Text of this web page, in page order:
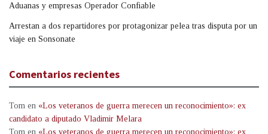
Aduanas y empresas Operador Confiable
Arrestan a dos repartidores por protagonizar pelea tras disputa por un
viaje en Sonsonate
Comentarios recientes
Tom en «Los veteranos de guerra merecen un reconocimiento»: ex
candidato a diputado Vladimir Melara
Tom en «Los veteranos de guerra merecen un reconocimiento»: ex